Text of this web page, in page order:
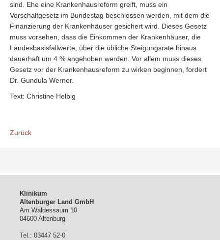
sind. Ehe eine Krankenhausreform greift, muss ein
Vorschaltgesetz im Bundestag beschlossen werden, mit dem die
Finanzierung der Krankenhäuser gesichert wird. Dieses Gesetz
muss vorsehen, dass die Einkommen der Krankenhäuser, die
Landesbasisfallwerte, über die übliche Steigungsrate hinaus
dauerhaft um 4 % angehoben werden. Vor allem muss dieses
Gesetz vor der Krankenhausreform zu wirken beginnen, fordert
Dr. Gundula Werner.
Text: Christine Helbig
Zurück
Klinikum
Altenburger Land GmbH
Am Waldessaum 10
04600 Altenburg
Tel.: 03447 52-0